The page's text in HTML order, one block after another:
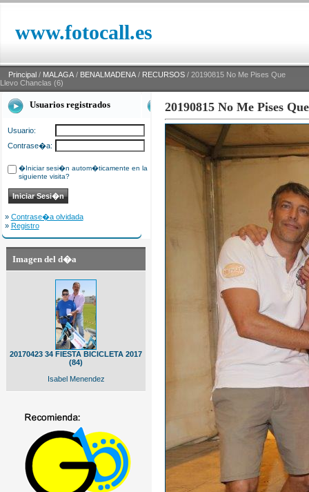
www.fotocall.es
Principal / MALAGA / BENALMADENA / RECURSOS / 20190815 No Me Pises Que
Llevo Chanclas (6)
Usuarios registrados
Usuario:
Contrase�a:
�Iniciar sesi�n autom�ticamente en la
siguiente visita?
» Contrase�a olvidada
» Registro
Imagen del d�a
20170423 34 FIESTA BICICLETA 2017
(84)
Isabel Menendez
20190815 No Me Pises